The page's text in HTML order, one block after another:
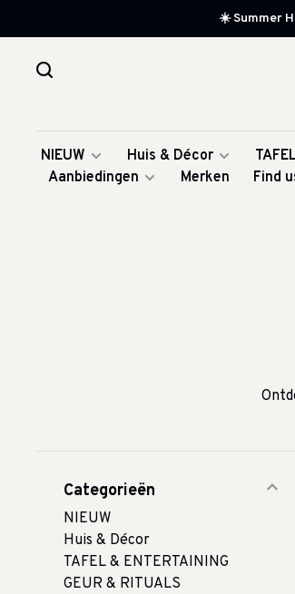
☀️ Summer
NIEUW Huis & Décor
Aanbiedingen
Merken Find
Categorieën
NIEUW
Huis & Décor
TAFEL & ENTERTAINING
GEUR & RITUALS